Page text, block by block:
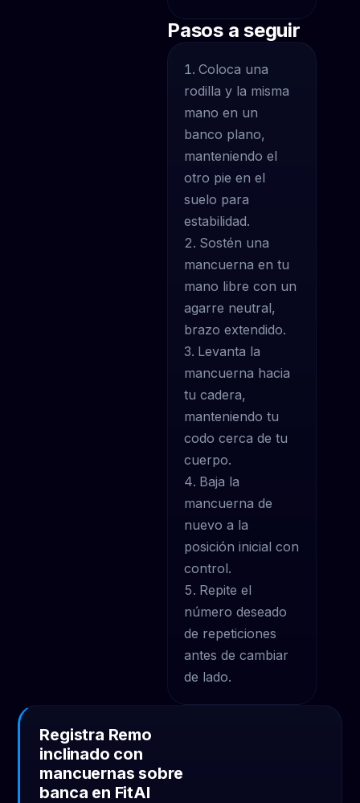
Pasos a seguir
Coloca una
rodilla y la misma
mano en un
banco plano,
manteniendo el
otro pie en el
suelo para
estabilidad.
Sostén una
mancuerna en tu
mano libre con un
agarre neutral,
brazo extendido.
Levanta la
mancuerna hacia
tu cadera,
manteniendo tu
codo cerca de tu
cuerpo.
Baja la
mancuerna de
nuevo a la
posición inicial con
control.
Repite el
número deseado
de repeticiones
antes de cambiar
de lado.
Registra Remo
inclinado con
mancuernas sobre
banca en FitAI